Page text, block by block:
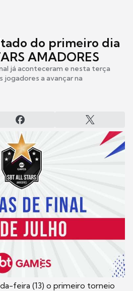
do primeiro dia
AMADORES
já aconteceram e nesta terça
jogadores a avançar na
feira (13) o primeiro torneio